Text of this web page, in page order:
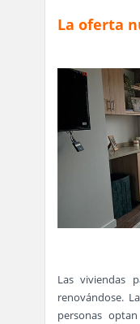
La oferta
Las viviendas
renovándose.
personas